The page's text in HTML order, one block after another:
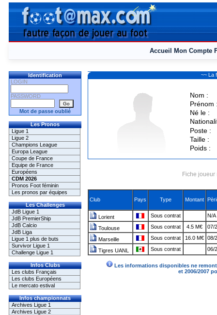
Accueil Mon Compte
Identification
LOGIN
PASSWORD
Mot de passe oublié
Les Pronos
Ligue 1
Ligue 2
Champions League
Europa League
Coupe de France
Equipe de France
Européens
CDM 2026
Pronos Foot féminin
Les pronos par équipes
Les Challenges
JdB Ligue 1
JdB PremierShip
JdB Calcio
JdB Liga
Ligue 1 plus de buts
Survivor Ligue 1
Challenge Ligue 1
Infos Clubs
Les clubs Français
Les clubs Européens
Le mercato estival
Infos championnats
Archives Ligue 1
Archives Ligue 2
~~ La
Nom :
Prénom
Né le :
Poste :
Taille :
Poids :
Fiche
Club Pays Type Montant
Lorient Sous contrat N/A
Toulouse Sous contrat 4.5 M€ 07/
Marseille Sous contrat 16.0 M€ 08/
Tigres UANL Sous contrat 06/
Les informations disponibles ne
et 2006/2007